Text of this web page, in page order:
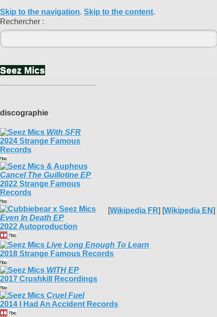
Skip to the navigation. Skip to the content.
Rechercher :
Seez Mics
[Wikipedia FR] [Wikipedia EN]
discographie
With SFR
2024 Strange Famous
Records
Cancel The Guillotine EP
2022 Strange Famous
Records
Even In Death EP
2022 Autoproduction
Live Long Enough To Learn
2018 Strange Famous Records
WITH EP
2017 Crushkill Recordings
Cruel Fuel
2014 I Had An Accident Records